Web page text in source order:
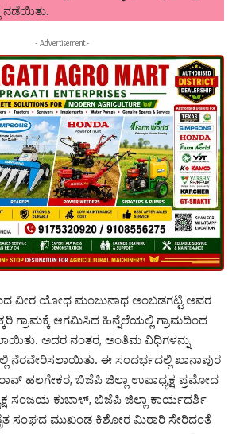
ನಡೆಯಿತು.
- Advertisement -
ವೀರ ಯೋಧ ಮಂಜುನಾಥ ಅಂಬಡಗಟ್ಟಿ ಅವರ
ಗ್ರಾಮಕ್ಕೆ ಆಗಮಿಸಿದ ಹಿನ್ನೆಲೆಯಲ್ಲಿ ಗ್ರಾಮದಿಂದ
ಅದರ ನಂತರ, ಅಂತಿಮ ವಿಧಿಗಳನ್ನು
ನೆರವೇರಿಸಲಾಯಿತು. ಈ ಸಂದರ್ಭದಲ್ಲಿ ಖಾನಾಪುರ
ಹಲಗೇಕರ, ಬಿಜೆಪಿ ಜಿಲ್ಲಾ ಉಪಾಧ್ಯಕ್ಷ ಪ್ರಮೋದ
ಸಂಜಯ ಕುಬಾಳ್, ಬಿಜೆಪಿ ಜಿಲ್ಲಾ ಕಾರ್ಯದರ್ಶಿ
ಸಂಘದ ಮುಖಂಡ ಕಿಶೋರ ಮಿಠಾರಿ ಸೇರಿದಂತೆ